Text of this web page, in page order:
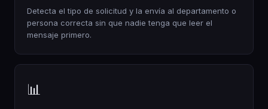
Detecta el tipo de solicitud y la envía al departamento o
persona correcta sin que nadie tenga que leer el
mensaje primero.
📊